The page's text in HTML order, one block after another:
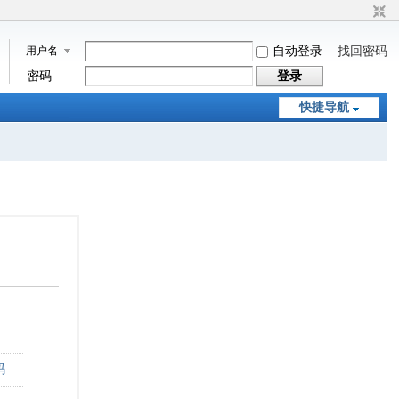
用户名 自动登录
找回密码
密码
登录
快捷导航